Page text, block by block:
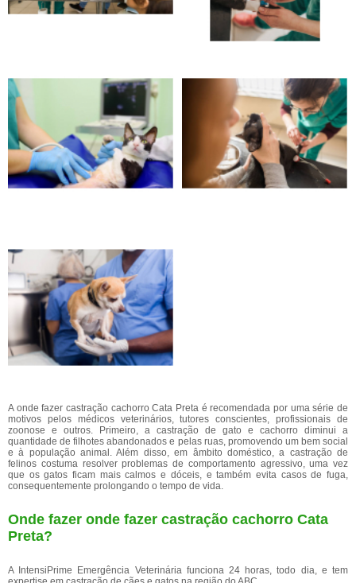
A onde fazer castração cachorro Cata Preta é recomendada por uma série de
motivos pelos médicos veterinários, tutores conscientes, profissionais de
zoonose e outros. Primeiro, a castração de gato e cachorro diminui a
quantidade de filhotes abandonados e pelas ruas, promovendo um bem social
e à população animal. Além disso, em âmbito doméstico, a castração de
felinos costuma resolver problemas de comportamento agressivo, uma vez
que os gatos ficam mais calmos e dóceis, e também evita casos de fuga,
consequentemente prolongando o tempo de vida.
Onde fazer onde fazer castração cachorro Cata
Preta?
A IntensiPrime Emergência Veterinária funciona 24 horas, todo dia, e tem